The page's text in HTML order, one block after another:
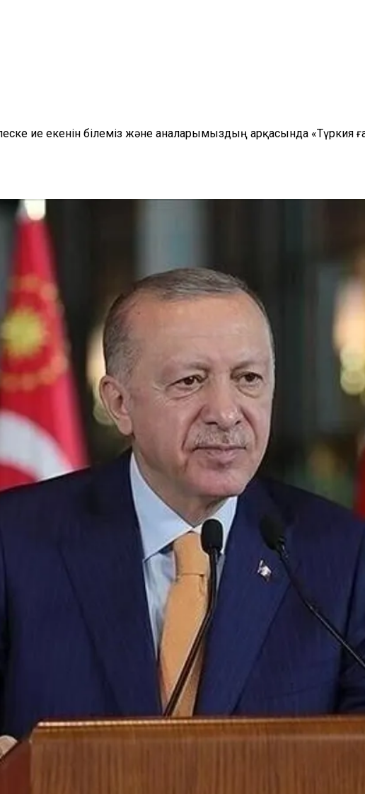
ие екенін білеміз және аналарымыздың арқасында «Түркия